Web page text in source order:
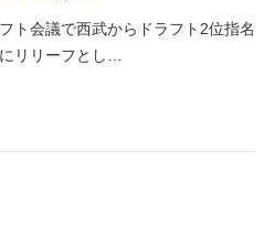
ト会議で西武からドラフト2位指名
リリーフとし…